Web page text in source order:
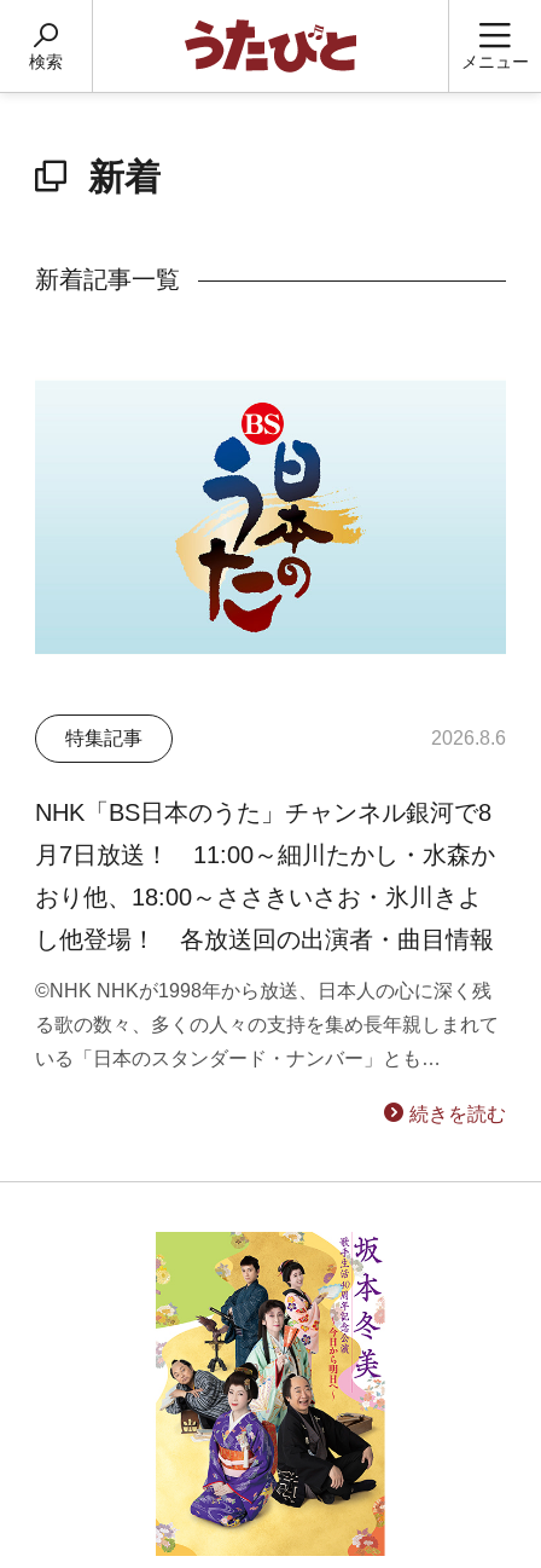
検索 メニュー
新着
新着記事一覧
特集記事 2026.8.6
NHK「BS日本のうた」チャンネル銀河で8
月7日放送！ 11:00～細川たかし・水森か
おり他、18:00～ささきいさお・氷川きよ
し他登場！ 各放送回の出演者・曲目情報
©NHK NHKが1998年から放送、日本人の心に深く残
る歌の数々、多くの人々の支持を集め長年親しまれて
いる「日本のスタンダード・ナンバー」とも…
続きを読む